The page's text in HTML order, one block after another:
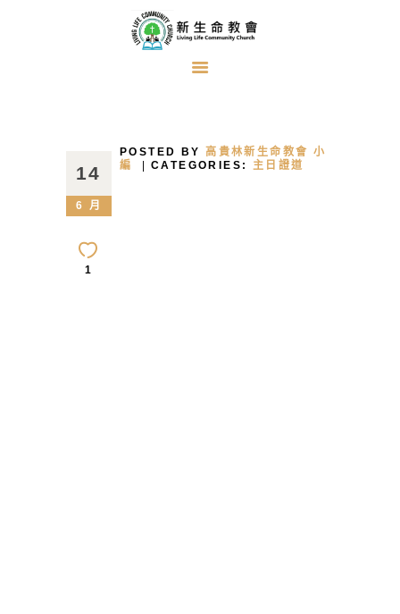
牧者的話
主日證道
浸禮見證
14
6 月
1
POSTED BY 高貴林新生命教會 小
編
CATEGORIES: 主日證道